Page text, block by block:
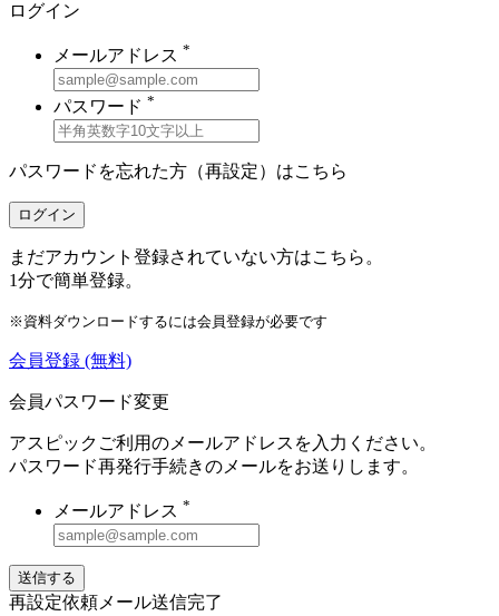
ログイン
メールアドレス *
パスワード *
パスワードを忘れた方（再設定）はこちら
ログイン
まだアカウント登録されていない方はこちら。
1分で簡単登録。
※資料ダウンロードするには会員登録が必要です
会員登録 (無料)
会員パスワード変更
アスピックご利用のメールアドレスを入力ください。
パスワード再発行手続きのメールをお送りします。
メールアドレス *
送信する
再設定依頼メール送信完了